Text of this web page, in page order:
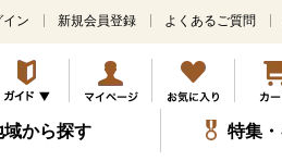
メ
ン
コ
ン
テ
イン 新規会員登録 よくあるご質問
域から探す 特集